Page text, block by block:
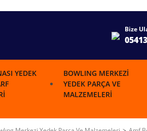
Bize
YEDEK
BOWLING MERKEZI
YEDEK PARÇA VE
MALZEMELERI